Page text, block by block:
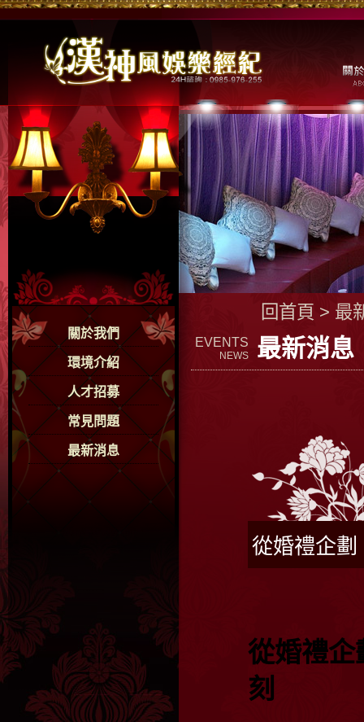
關於我們
環境介紹
人才招募
常見問題
最新消息
回首頁 > 最
EVENTS
NEWS 最新消息
從婚禮企
從婚禮企
刻